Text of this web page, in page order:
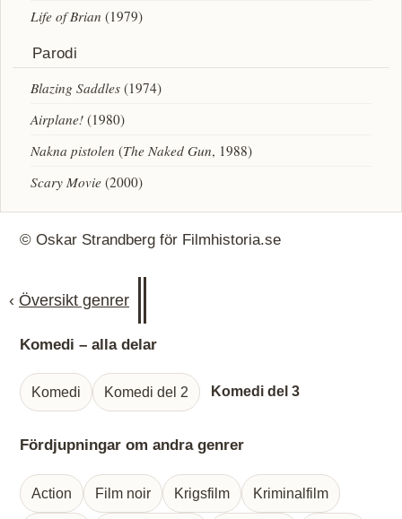
Life of Brian (1979)
Parodi
Blazing Saddles (1974)
Airplane! (1980)
Nakna pistolen (The Naked Gun, 1988)
Scary Movie (2000)
© Oskar Strandberg för Filmhistoria.se
‹ Översikt genrer
Komedi – alla delar
Komedi Komedi del 2 Komedi del 3
Fördjupningar om andra genrer
Action Film noir Krigsfilm Kriminalfilm